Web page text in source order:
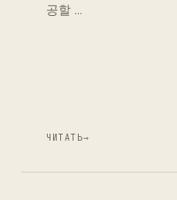
공할 …
ЧИТАТЬ→